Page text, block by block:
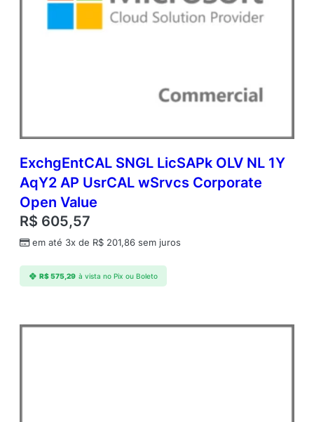
ExchgEntCAL SNGL LicSAPk OLV NL 1Y
AqY2 AP UsrCAL wSrvcs Corporate
Open Value
R$ 605,57
em até 3x de R$ 201,86 sem juros
R$575,29 à vista no Pix ou Boleto